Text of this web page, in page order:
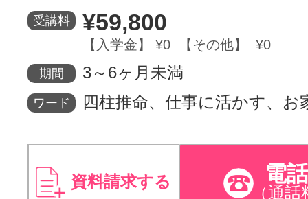
受講料 ¥59,800
【入学金】 ¥0 【その他】 ¥0
期間 3～6ヶ月未満
ワード 四柱推命、仕事に活かす、お
資料請求する 電
（通話